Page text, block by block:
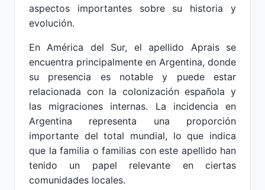
aspectos importantes sobre su historia y
evolución.
En América del Sur, el apellido Aprais se
encuentra principalmente en Argentina, donde
su presencia es notable y puede estar
relacionada con la colonización española y
las migraciones internas. La incidencia en
Argentina representa una proporción
importante del total mundial, lo que indica
que la familia o familias con este apellido han
tenido un papel relevante en ciertas
comunidades locales.